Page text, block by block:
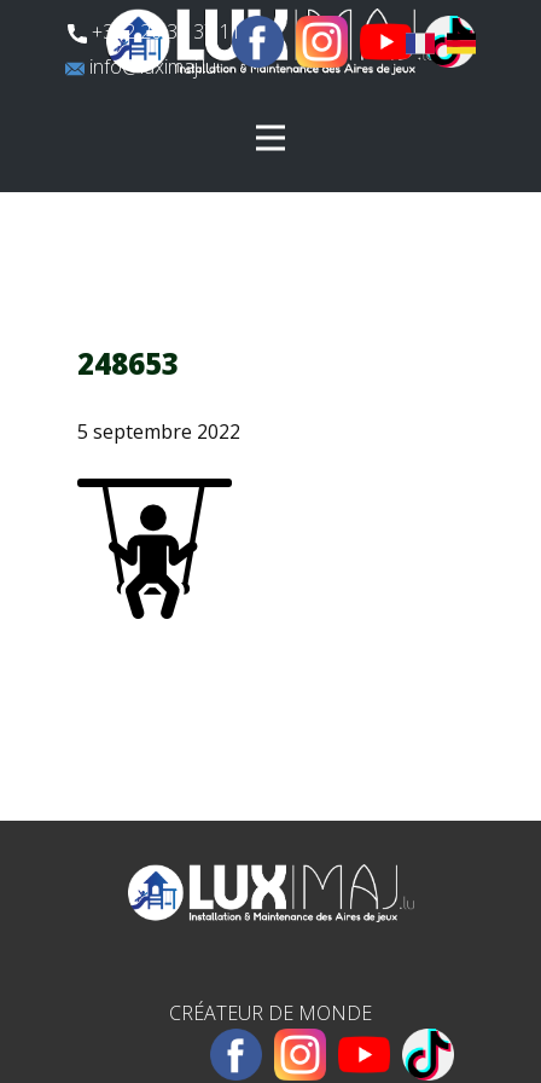
​+352 26 31 37 11
​info@luximaj.lu
248653
5 septembre 2022
CRÉATEUR DE MONDE